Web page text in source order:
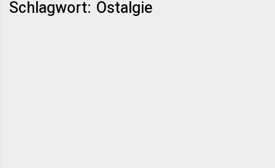
Schlagwort: Ostalgie